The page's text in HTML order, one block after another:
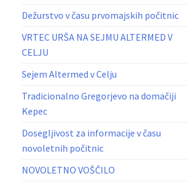
Dežurstvo v času prvomajskih počitnic
VRTEC URŠA NA SEJMU ALTERMED V
CELJU
Sejem Altermed v Celju
Tradicionalno Gregorjevo na domačiji
Kepec
Dosegljivost za informacije v času
novoletnih počitnic
NOVOLETNO VOŠČILO